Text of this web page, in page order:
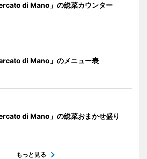
di Mano」の総菜カウンター
di Mano」のメニュー表
di Mano」の総菜おまかせ盛り
もっと見る